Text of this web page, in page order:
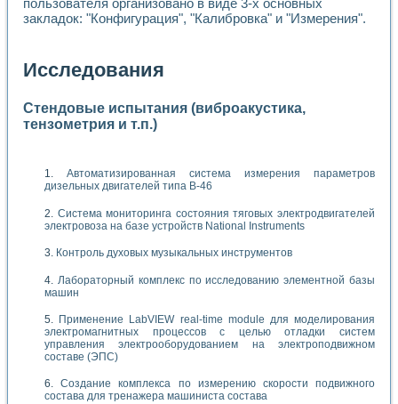
пользователя организовано в виде 3-х основных
закладок: "Конфигурация", "Калибровка" и "Измерения".
Исследования
Стендовые испытания (виброакустика,
тензометрия и т.п.)
Автоматизированная система измерения параметров
дизельных двигателей типа В-46
Система мониторинга состояния тяговых электродвигателей
электровоза на базе устройств National Instruments
Контроль духовых музыкальных инструментов
Лабораторный комплекс по исследованию элементной базы
машин
Применение LabVIEW real-time module для моделирования
электромагнитных процессов с целью отладки систем
управления электрооборудованием на электроподвижном
составе (ЭПС)
Создание комплекса по измерению скорости подвижного
состава для тренажера машиниста состава